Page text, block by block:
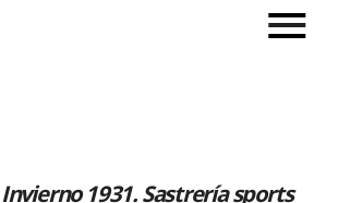
Invierno 1931. Sastrería sports